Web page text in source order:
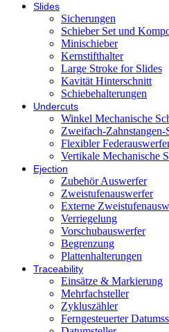
Slides
Sicherungen
Schieber Set und
Minischieber
Kernstifthalter
Large Stroke for Slides
Kavität Hinterschnitt
Schiebehalterungen
Undercuts
Winkel Mechanische
Zweifach-Zahnstangen-
Flexibler
Vertikale Mechanische
Ejection
Zubehör Auswerfer
Zweistufenauswerfer
Externe
Verriegelung
Vorschubauswerfer
Begrenzung
Plattenhalterungen
Traceability
Einsätze & Markierung
Mehrfachsteller
Zykluszähler
Ferngesteuerter